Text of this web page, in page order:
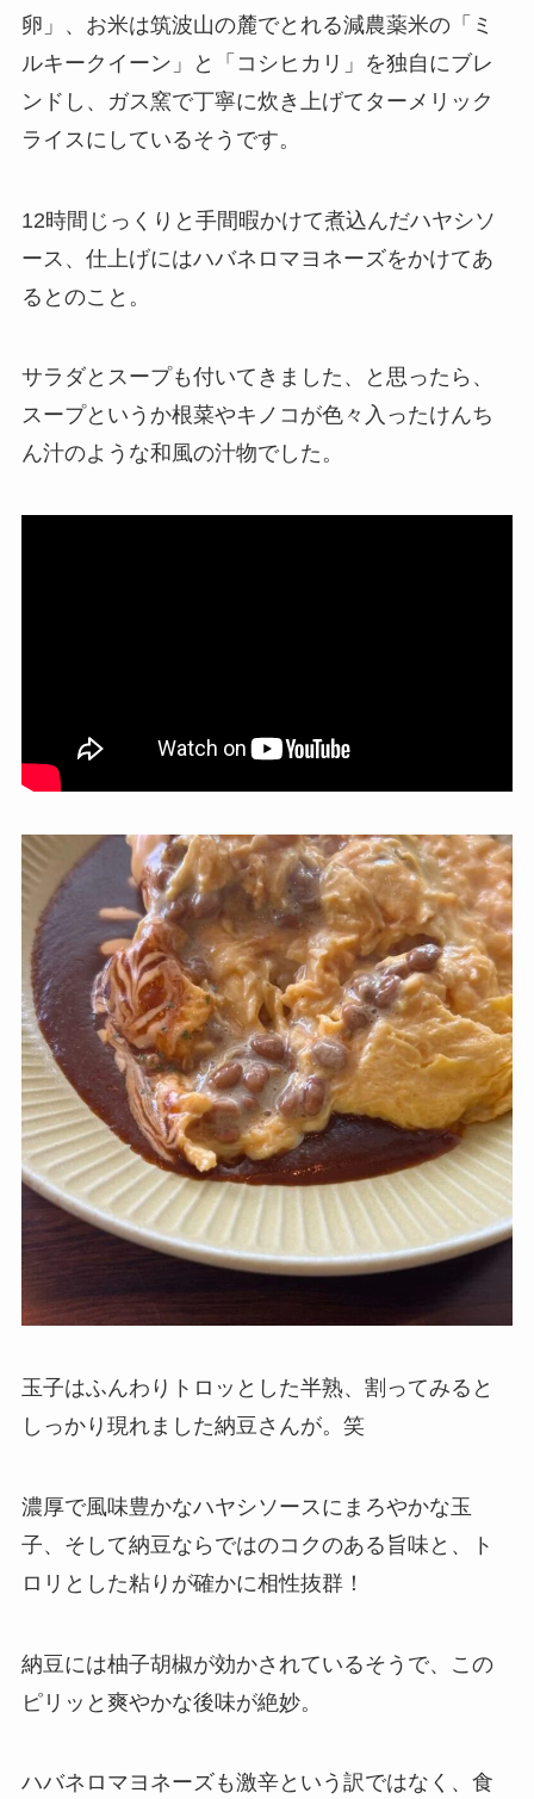
卵」、お米は筑波山の麓でとれる減農薬米の「ミ
ルキークイーン」と「コシヒカリ」を独自にブレ
ンドし、ガス窯で丁寧に炊き上げてターメリック
ライスにしているそうです。
12時間じっくりと手間暇かけて煮込んだハヤシソ
ース、仕上げにはハバネロマヨネーズをかけてあ
るとのこと。
サラダとスープも付いてきました、と思ったら、
スープというか根菜やキノコが色々入ったけんち
ん汁のような和風の汁物でした。
玉子はふんわりトロッとした半熟、割ってみると
しっかり現れました納豆さんが。笑
濃厚で風味豊かなハヤシソースにまろやかな玉
子、そして納豆ならではのコクのある旨味と、ト
ロリとした粘りが確かに相性抜群！
納豆には柚子胡椒が効かされているそうで、この
ピリッと爽やかな後味が絶妙。
ハバネロマヨネーズも激辛という訳ではなく、食